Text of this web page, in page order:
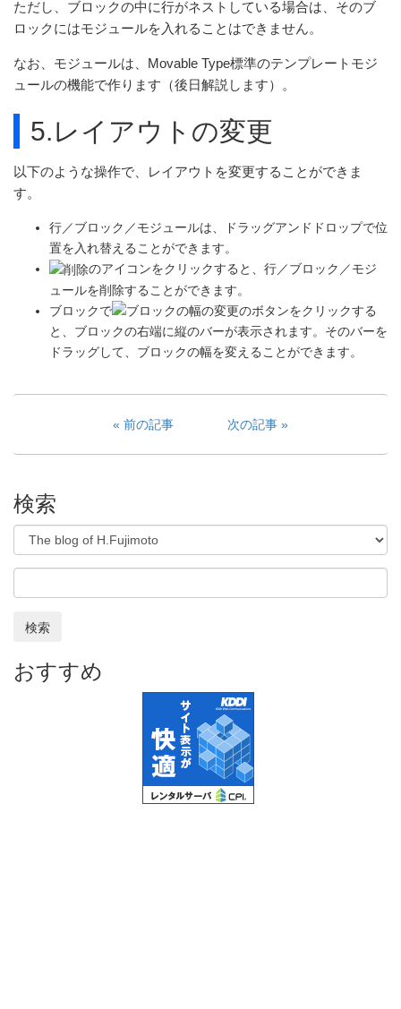
ただし、ブロックの中に行がネストしている場合は、そのブ
ロックにはモジュールを入れることはできません。
なお、モジュールは、Movable Type標準のテンプレートモジ
ュールの機能で作ります（後日解説します）。
5.レイアウトの変更
以下のような操作で、レイアウトを変更することができま
す。
行／ブロック／モジュールは、ドラッグアンドドロップで位
置を入れ替えることができます。
のアイコンをクリックすると、行／ブロック／モジ
ュールを削除することができます。
ブロックで
のボタンをクリックする
と、ブロックの右端に縦のバーが表示されます。そのバーを
ドラッグして、ブロックの幅を変えることができます。
前の記事 次の記事
検索
検索
おすすめ